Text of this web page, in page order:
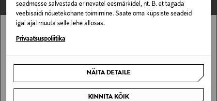
seadmesse salvestada erinevatel eesmärkidel, nt. B. et tagada
veebisaidi nõuetekohane toimimine. Saate oma küpsiste seadeid
igal ajal muuta selle lehe allosas.
Privaatsuspoliitika
NÄITA DETAILE
KINNITA KÕIK
EELIS KUPONGIGA
Original Price
32,90 €
Discounted Price
21,90 € Original Price
54,90 €
Stockmann pole Sinu riigis saadaval.
SAAN ARU